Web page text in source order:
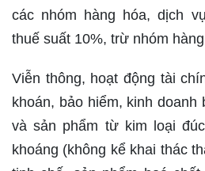
các nhóm hàng hóa, dịch
thuế suất 10%, trừ nhóm
Viễn thông, hoạt động tài
khoán, bảo hiểm, kinh doanh
và sản phẩm từ kim loại
khoáng (không kể khai thác